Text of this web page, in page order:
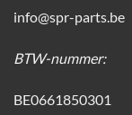
info@spr-parts.be
BTW-nummer:
BE0661850301